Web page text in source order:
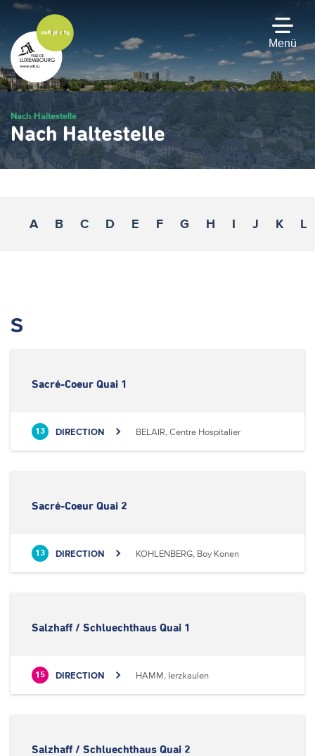
Zum
Hauptinhalt
gehen
Menü
Nach Haltestelle
Nach Haltestelle
A B C D E F G H I J K L
S
Sacré-Coeur Quai 1
13 DIRECTION BELAIR, Centre Hospitalier
Sacré-Coeur Quai 2
13 DIRECTION KOHLENBERG, Boy Konen
Salzhaff / Schluechthaus Quai 1
15 DIRECTION HAMM, Ierzkaulen
Salzhaff / Schluechthaus Quai 2